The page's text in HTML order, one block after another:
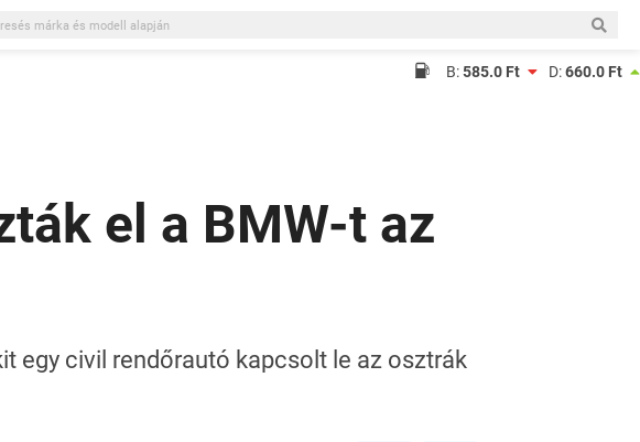
B:585.0 Ft D:660.0 Ft
el a BMW-t az
egy civil rendőrautó kapcsolt le az osztrák